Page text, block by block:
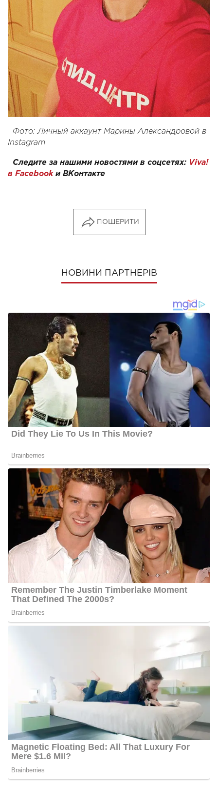
Фото: Личный аккаунт Марины Александровой в
Instagram
Следите за нашими новостями в соцсетях: Viva!
в Facebookи ВКонтакте
ПОШЕРИТИ
НОВИНИ ПАРТНЕРІВ